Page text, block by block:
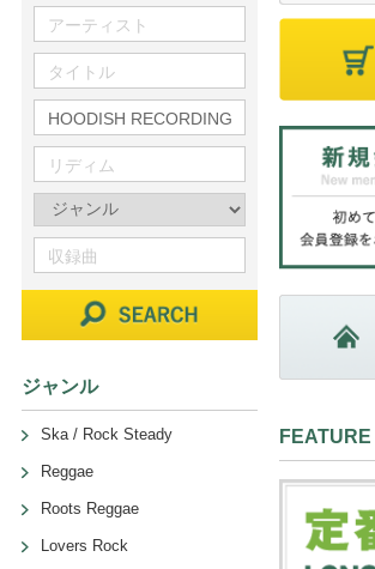
ジャンル
Ska / Rock Steady
Reggae
Roots Reggae
Lovers Rock
FEATURE